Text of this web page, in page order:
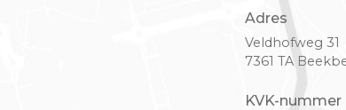
Adres
Veldhofweg 31
7361 TA
KVK-nummer